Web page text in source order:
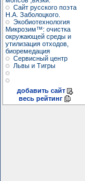
Сайт русского поэта
Н.А. Заболоцкого.
Экобиотехнология
Микрозим™: очистка
окружающей среды и
утилизация отходов,
биоремедация
Сервисный центр
Львы и Тигры
добавить сайт
весь рейтинг